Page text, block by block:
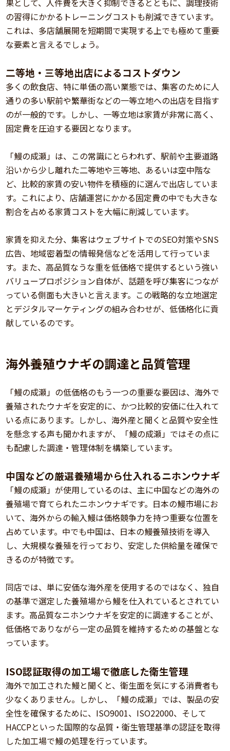
の習得にかかるトレーニングコストも削減できています。
これは、多店舗展開を短期間で実現する上でも極めて重要
な要素と言えるでしょう。
二等地・三等地出店によるコストダウン
多くの飲食店、特に単価の高い業態では、集客のために人
通りの多い駅前や繁華街などの一等立地への出店を目指す
のが一般的です。しかし、一等立地は家賃が非常に高く、
固定費を圧迫する要因となります。
「鰻の成瀬」は、この常識にとらわれず、駅前や主要道路
沿いから少し離れた二等地や三等地、あるいは空中階な
ど、比較的家賃の安い物件を積極的に選んで出店していま
す。これにより、店舗運営にかかる固定費の中でも大きな
割合を占める家賃コストを大幅に削減しています。
家賃を抑えた分、集客はウェブサイトでのSEO対策やSNS
広告、地域密着型の情報発信などを活用して行っていま
す。また、高品質なうな重を低価格で提供するという強い
バリュープロポジション自体が、話題を呼び集客につなが
っている側面も大きいと言えます。この戦略的な立地選定
とデジタルマーケティングの組み合わせが、低価格化に貢
献しているのです。
海外養殖ウナギの調達と品質管理
「鰻の成瀬」の低価格のもう一つの重要な要因は、海外で
養殖されたウナギを安定的に、かつ比較的安価に仕入れて
いる点にあります。しかし、海外産と聞くと品質や安全性
を懸念する声も聞かれますが、「鰻の成瀬」ではその点に
も配慮した調達・管理体制を構築しています。
中国などの厳選養殖場から仕入れるニホンウナギ
「鰻の成瀬」が使用しているのは、主に中国などの海外の
養殖場で育てられたニホンウナギです。日本の鰻市場にお
いて、海外からの輸入鰻は価格競争力を持つ重要な位置を
占めています。中でも中国は、日本の鰻養殖技術を導入
し、大規模な養殖を行っており、安定した供給量を確保で
きるのが特徴です。
同店では、単に安価な海外産を使用するのではなく、独自
の基準で選定した養殖場から鰻を仕入れているとされてい
ます。高品質なニホンウナギを安定的に調達することが、
低価格でありながら一定の品質を維持するための基盤とな
っています。
ISO認証取得の加工場で徹底した衛生管理
海外で加工された鰻と聞くと、衛生面を気にする消費者も
少なくありません。しかし、「鰻の成瀬」では、製品の安
全性を確保するために、ISO9001、ISO22000、そして
HACCPといった国際的な品質・衛生管理基準の認証を取得
した加工場で鰻の処理を行っています。